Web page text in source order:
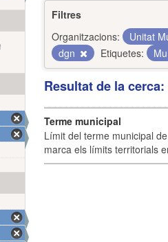
Filtres
Organitzacions:
Unitat
dgn
Etiquetes:
Resultat de la
Terme municipal
Límit del terme municipal
marca els límits territorials